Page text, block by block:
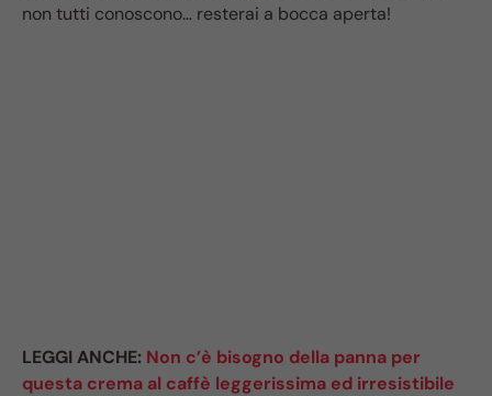
non tutti conoscono… resterai a bocca aperta!
LEGGI ANCHE: Non c’è bisogno della panna per
questa crema al caffè leggerissima ed irresistibile